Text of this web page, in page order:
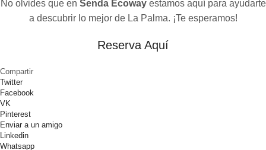
No olvides que en Senda Ecowayestamos aquí para ayudarte
a descubrir lo mejor de La Palma. ¡Te esperamos!
Reserva Aquí
Compartir
Twitter
Facebook
VK
Pinterest
Enviar a un amigo
Linkedin
Whatsapp